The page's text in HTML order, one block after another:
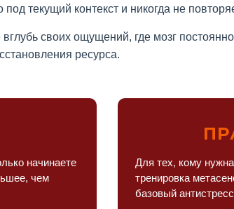
текущий контекст и никогда не
своих ощущений, где мозг
ресурса.
начинаете
чем
Для тех, кому
тренировка
базовый